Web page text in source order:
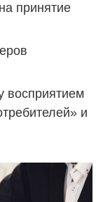
принятие
восприятием
и